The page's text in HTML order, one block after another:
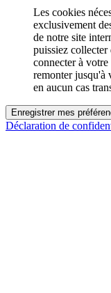
Les cookies
exclusivement
de notre site
puissiez collecter
connecter à
remonter jusqu'à
en aucun cas
Enregistrer mes
Déclaration de